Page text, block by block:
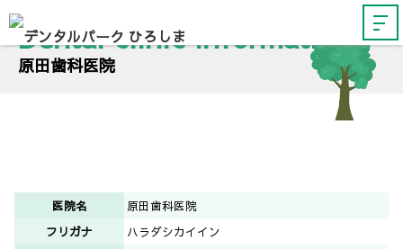
Dental clinic information
原田歯科医院
医院名
原田歯科医院
フリガナ
ハラダシカイイン